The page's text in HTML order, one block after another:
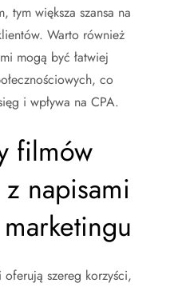
tym większa szansa na
Warto również
mogą być łatwiej
co
i wpływa na CPA.
filmów
napisami
szereg korzyści,